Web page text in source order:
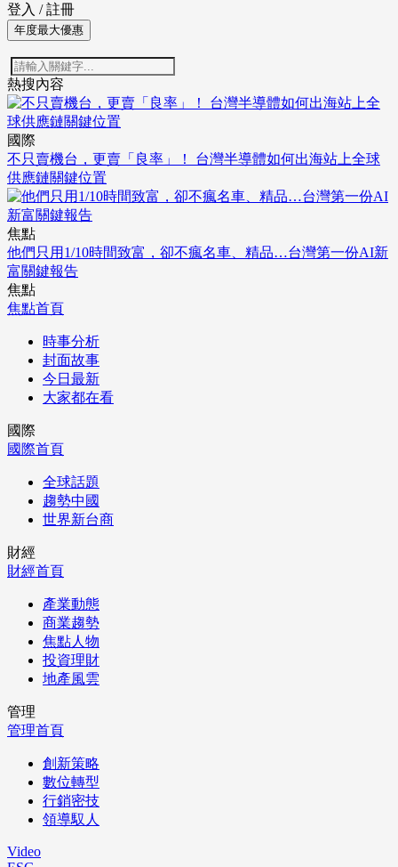
登入 / 註冊
年度最大優惠
熱搜內容
國際
不只賣機台，更賣「良率」！ 台灣半導體如何出海站上全球
供應鏈關鍵位置
焦點
他們只用1/10時間致富，卻不瘋名車、精品…台灣第一份AI新
富關鍵報告
焦點
焦點首頁
時事分析
封面故事
今日最新
大家都在看
國際
國際首頁
全球話題
趨勢中國
世界新台商
財經
財經首頁
產業動態
商業趨勢
焦點人物
投資理財
地產風雲
管理
管理首頁
創新策略
數位轉型
行銷密技
領導馭人
Video